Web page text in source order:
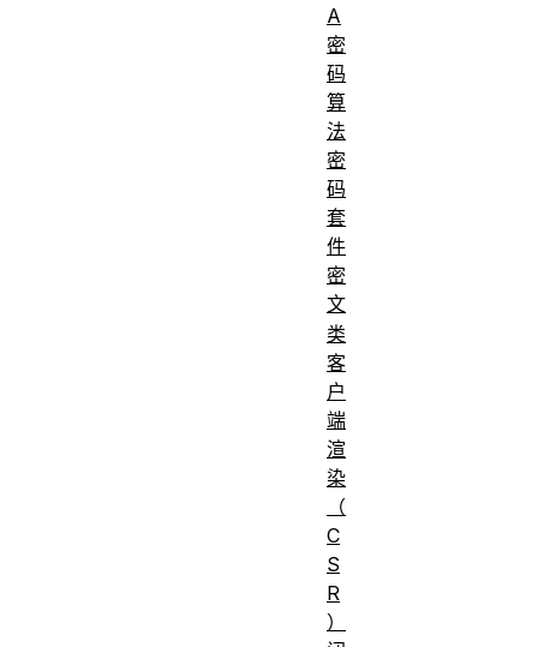
A
密
码
算
法
密
码
套
件
密
文
类
客
户
端
渲
染
（
C
S
R
）